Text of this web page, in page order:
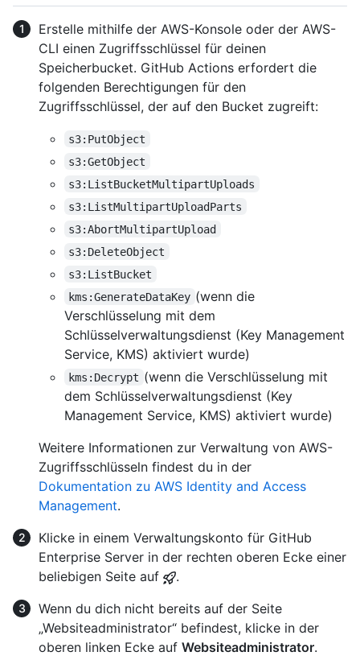
Erstelle mithilfe der AWS-Konsole oder der AWS-
CLI einen Zugriffsschlüssel für deinen
Speicherbucket. GitHub Actions erfordert die
folgenden Berechtigungen für den
Zugriffsschlüssel, der auf den Bucket zugreift:
s3:PutObject
s3:GetObject
s3:ListBucketMultipartUploads
s3:ListMultipartUploadParts
s3:AbortMultipartUpload
s3:DeleteObject
s3:ListBucket
kms:GenerateDataKey (wenn die
Verschlüsselung mit dem
Schlüsselverwaltungsdienst (Key Management
Service, KMS) aktiviert wurde)
kms:Decrypt (wenn die Verschlüsselung mit
dem Schlüsselverwaltungsdienst (Key
Management Service, KMS) aktiviert wurde)
Weitere Informationen zur Verwaltung von AWS-
Zugriffsschlüsseln findest du in der
Dokumentation zu AWS Identity and Access
Management.
Klicke in einem Verwaltungskonto für GitHub
Enterprise Server in der rechten oberen Ecke einer
beliebigen Seite auf
.
Wenn du dich nicht bereits auf der Seite
„Websiteadministrator“ befindest, klicke in der
oberen linken Ecke auf Websiteadministrator.